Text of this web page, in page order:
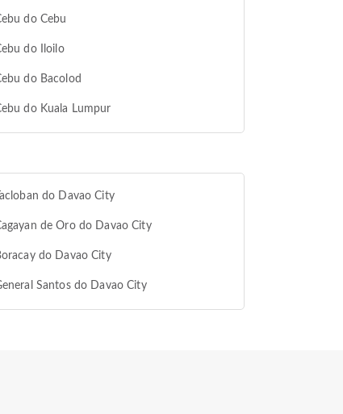
do Cebu
do Iloilo
do Bacolod
do Kuala Lumpur
do Davao City
de Oro do Davao City
do Davao City
Santos do Davao City